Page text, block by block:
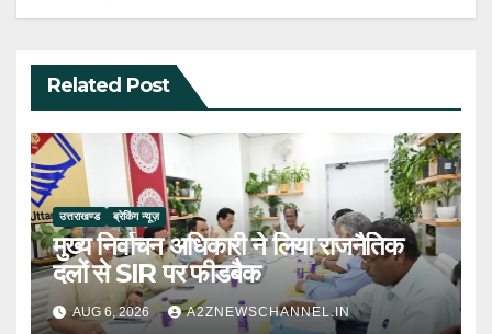
Related Post
उत्तराखण्ड ब्रेकिंग न्यूज़
मुख्य निर्वाचन अधिकारी ने लिया राजनैतिक
दलों से SIR पर फीडबैक
AUG 6, 2026 A2ZNEWSCHANNEL.IN